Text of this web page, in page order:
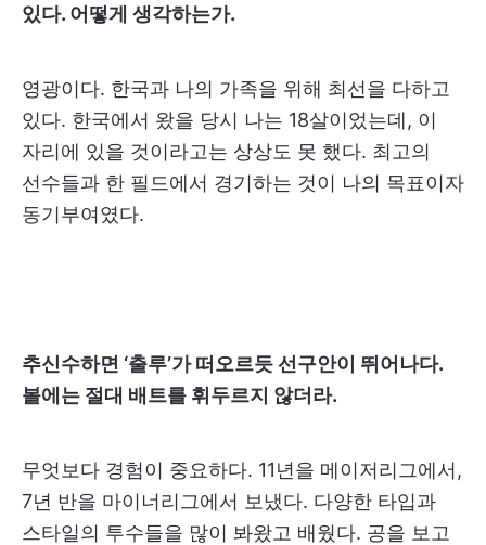
있다. 어떻게 생각하는가.
영광이다. 한국과 나의 가족을 위해 최선을 다하고
있다. 한국에서 왔을 당시 나는 18살이었는데, 이
자리에 있을 것이라고는 상상도 못 했다. 최고의
선수들과 한 필드에서 경기하는 것이 나의 목표이자
동기부여였다.
추신수하면 ‘출루’가 떠오르듯 선구안이 뛰어나다.
볼에는 절대 배트를 휘두르지 않더라.
무엇보다 경험이 중요하다. 11년을 메이저리그에서,
7년 반을 마이너리그에서 보냈다. 다양한 타입과
스타일의 투수들을 많이 봐왔고 배웠다. 공을 보고